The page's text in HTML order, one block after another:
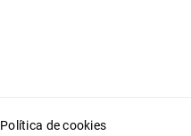
Política de cookies